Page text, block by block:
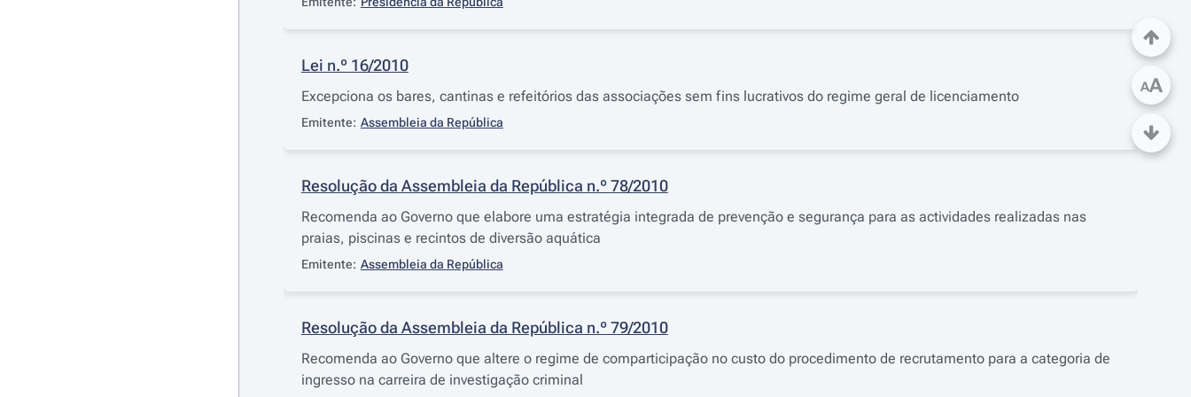
Lei n.º 16/2010
Excepciona os bares, cantinas e refeitórios das associações sem fins lucrativos do regime geral de licenciamento
Emitente: Assembleia da República
Resolução da Assembleia da República n.º 78/2010
Recomenda ao Governo que elabore uma estratégia integrada de prevenção e segurança para as actividades realizadas nas
praias, piscinas e recintos de diversão aquática
Emitente: Assembleia da República
Resolução da Assembleia da República n.º 79/2010
Recomenda ao Governo que altere o regime de comparticipação no custo do procedimento de recrutamento para a categoria de
ingresso na carreira de investigação criminal
AA